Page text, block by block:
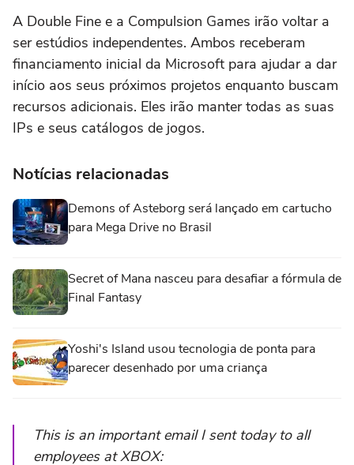
A Double Fine e a Compulsion Games irão voltar a
ser estúdios independentes. Ambos receberam
financiamento inicial da Microsoft para ajudar a dar
início aos seus próximos projetos enquanto buscam
recursos adicionais. Eles irão manter todas as suas
IPs e seus catálogos de jogos.
Notícias relacionadas
Demons of Asteborg será lançado em cartucho
para Mega Drive no Brasil
Secret of Mana nasceu para desafiar a fórmula de
Final Fantasy
Yoshi's Island usou tecnologia de ponta para
parecer desenhado por uma criança
This is an important email I sent today to all
employees at XBOX: